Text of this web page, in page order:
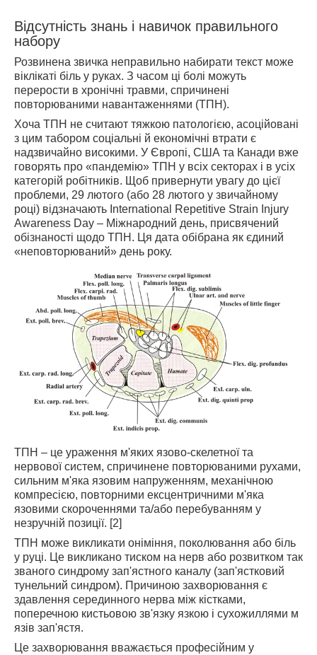
Відсутність знань і навичок правильного
набору
Розвинена звичка неправильно набирати текст може
віклікаті біль у руках. З часом ці болі можуть
перерости в хронічні травми, спричинені
повторюваними навантаженнями (ТПН).
Хоча ТПН не считают тяжкою патологією, асоційовані
з цим табором соціальні й економічні втрати є
надзвичайно високими. У Європі, США та Канади вже
говорять про «пандемію» ТПН у всіх секторах і в усіх
категорій робітників. Щоб привернути увагу до цієї
проблеми, 29 лютого (або 28 лютого у звичайному
році) відзначають International Repetitive Strain Injury
Awareness Day – Міжнародний день, присвячений
обізнаності щодо ТПН. Ця дата обібрана як єдиний
«неповторюваний» день року.
ТПН – це ураження м'яких язово-скелетної та
нервової систем, спричинене повторюваними рухами,
сильним м'яка язовим напруженням, механічною
компресією, повторними ексцентричними м'яка
язовими скороченнями та/або перебуванням у
незручній позиції. [2]
ТПН може викликати оніміння, поколювання або біль
у руці. Це викликано тиском на нерв або розвитком так
званого синдрому зап'ястного каналу (зап'ястковий
тунельний синдром). Причиною захворювання є
здавлення серединного нерва між кістками,
поперечною кистьовою зв'язку язкою і сухожиллями м
язів зап'ястя.
Це захворювання вважається професійним у